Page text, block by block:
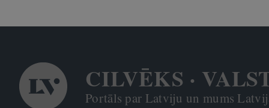
CILVĒKS ·
Portāls par Latviju un mums